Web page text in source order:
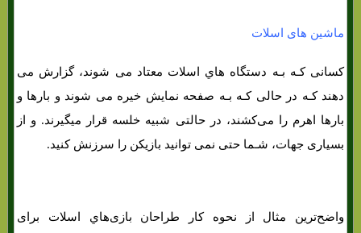
ماشین های اسلات
کسانی کـه بـه دستگاه هاي‌ اسلات معتاد می شوند، گزارش می
دهند کـه در حالی کـه بـه صفحه نمایش خیره می شوند و بارها و
بارها اهرم را می‌کشند، در حالتی شبیه خلسه قرار میگیرند. و از
بسیاری جهات، شـما حتی نمی توانید بازیکن را سرزنش کنید.
واضح‌ترین مثال از نحوه کار طراحان بازی‌هاي‌ اسلات برای